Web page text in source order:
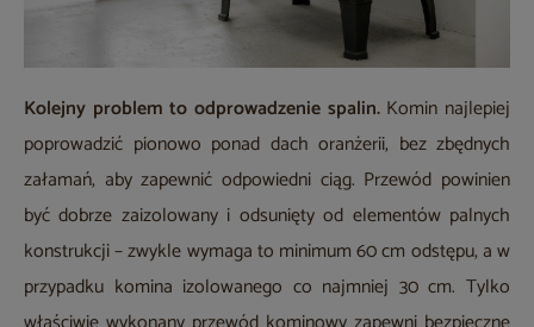
Kolejny problem to odprowadzenie spalin.Komin najlepiej
poprowadzić pionowo ponad dach oranżerii, bez zbędnych
załamań, aby zapewnić odpowiedni ciąg. Przewód powinien
być dobrze zaizolowany i odsunięty od elementów palnych
konstrukcji – zwykle wymaga to minimum 60 cm odstępu, a w
przypadku komina izolowanego co najmniej 30 cm. Tylko